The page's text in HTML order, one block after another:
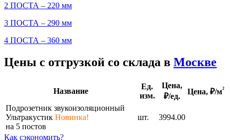
2 ПОСТА – 220 мм
3 ПОСТА – 290 мм
4 ПОСТА – 360 мм
Цены с отгрузкой со склада в Москве
Название
Ед.
изм.
Цена,
₽/ед.
Цена, ₽/м²
Подрозетник звукоизоляционный
Ультракустик Новинка!
на 5 постов
шт. 3994.00
Как сэкономить?